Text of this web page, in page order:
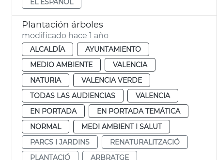
Plantación árboles
modificado hace 1 año
ALCALDÍA
AYUNTAMIENTO
MEDIO AMBIENTE
VALENCIA
NATURIA
VALENCIA VERDE
TODAS LAS AUDIENCIAS
VALENCIA
EN PORTADA
EN PORTADA TEMÁTICA
NORMAL
MEDI AMBIENT I SALUT
PARCS I JARDINS
RENATURALITZACIÓ
PLANTACIÓ
ARBRATGE